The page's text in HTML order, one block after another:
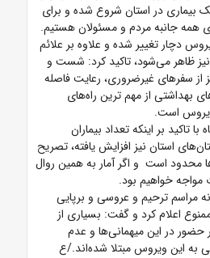
بیماری در استان شروع شده و برای
همه جانبه مردم و مسئولان هستیم.
دچار تغییر شده و علاوه بر علائم
ظاهر می‌شود، تاکید کرد: شست و
سفرهای غیرضروری، رعایت فاصله
بهداشتی از مهم ترین راه‌های
ویروس است.
تاکید بر اینکه تعداد بیماران
استان نیز افزایش یافته، تصریح
محدود است و اگر آمار به همین روال
مواجه خواهیم بود.
مراسم ترحیم و عروسی و برپایی
اعلام کرد و گفت: بسیاری از
حضور در این میهمانی‌ها و عدم
به این ویروس مبتلا شده‌اند./ع